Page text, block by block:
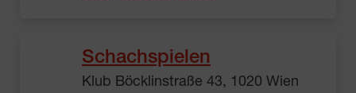
Schachspielen
Klub Böcklinstraße 43, 1020 Wien